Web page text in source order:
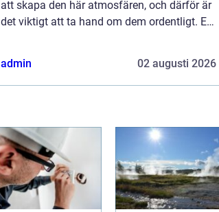
att skapa den här atmosfären, och därför är
det viktigt att ta hand om dem ordentligt. En
admin 02 augusti 2026